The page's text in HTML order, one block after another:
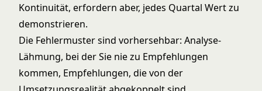
Kontinuität, erfordern aber, jedes Quartal Wert zu
demonstrieren.
Die Fehlermuster sind vorhersehbar: Analyse-
Lähmung, bei der Sie nie zu Empfehlungen
kommen, Empfehlungen, die von der